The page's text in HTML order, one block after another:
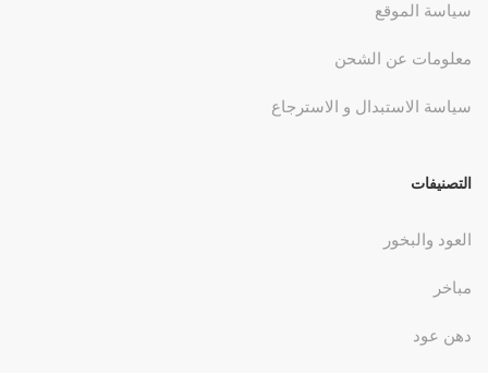
سياسة الموقع
معلومات عن الشحن
سياسة الاستبدال و الاسترجاع
التصنيفات
العود والبخور
مباخر
دهن عود